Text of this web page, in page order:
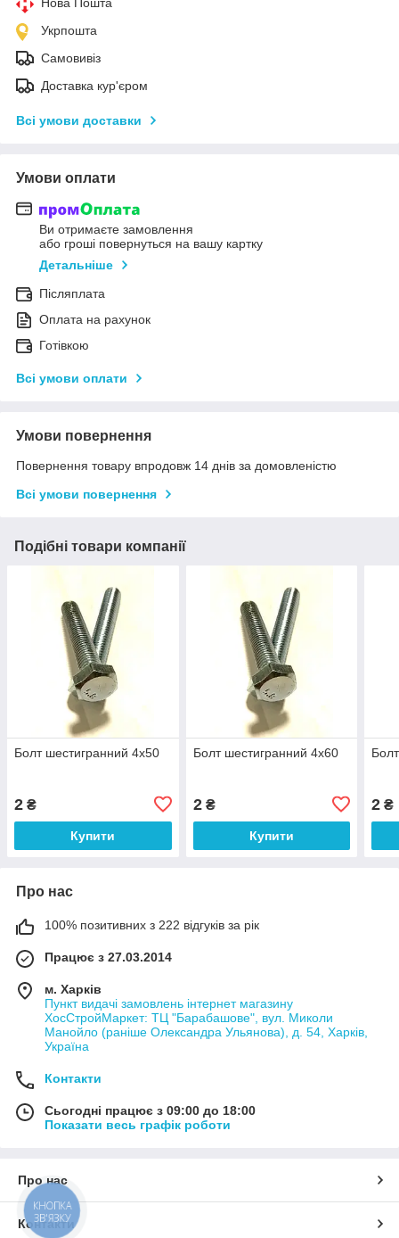
Укрпошта
Самовивіз
Доставка кур'єром
Всі умови доставки
Умови оплати
Ви отримаєте замовлення
або гроші повернуться на вашу картку
Детальніше
Післяплата
Оплата на рахунок
Готівкою
Всі умови оплати
Умови повернення
Повернення товару впродовж 14 днів за домовленістю
Всі умови повернення
Подібні товари компанії
Болт шестигранний 4х50
2 ₴
Купити
Болт шестигранний 4х60
2₴
Купити
2 ₴
Про нас
100% позитивних з 222 відгуків за рік
Працює з 27.03.2014
м. Харків
Пункт видачі замовлень інтернет магазину
ХосСтройМаркет: ТЦ "Барабашове", вул. Миколи
Манойло (раніше Олександра Ульянова), д. 54, Харків,
Україна
Контакти
Сьогодні працює з 09:00 до 18:00
Показати весь графік роботи
Про нас
Контакти
КНОПКА
ЗВ'ЯЗКУ